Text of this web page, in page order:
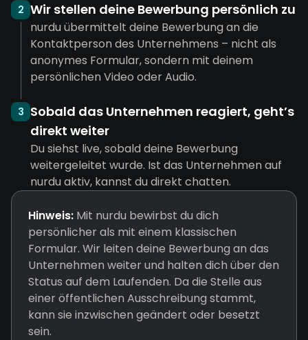
2 Wir stellen deine Bewerbung persönlich zu
nurdu übermittelt deine Bewerbung an die
Kontaktperson des Unternehmens – nicht als
anonymes Formular, sondern mit deinem
persönlichen Video oder Audio.
3 Sobald das Unternehmen reagiert, geht’s
direkt weiter
Du siehst live, sobald deine Bewerbung
weitergeleitet wurde. Ist das Unternehmen auf
nurdu aktiv, kannst du direkt chatten.
Hinweis: Mit nurdu bewirbst du dich
persönlicher als mit einem klassischen
Formular. Wir leiten deine Bewerbung an das
Unternehmen weiter und halten dich über den
Status auf dem Laufenden. Da die Stelle aus
einer öffentlichen Ausschreibung stammt,
kann sie inzwischen geändert oder besetzt
sein.